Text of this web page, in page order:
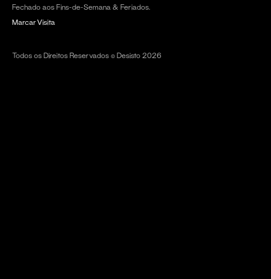
Fechado aos Fins-de-Semana & Feriados.
Marcar Visita
Todos os Direitos Reservados © Desisto 2026